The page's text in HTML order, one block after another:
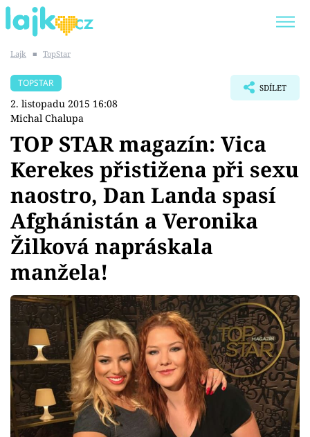
SHOPAHOLICADEL
Témata
Showbyznys
Youtubeři
Virály
Sex a vztahy
Videa
Sledujte prima+
Přihlášení
Lajk ■ TopStar
TOPSTAR
2. listopadu 2015 16:08
Michal Chalupa
SDÍLET
TOP STAR magazín: Vica
Kerekes přistižena při sexu
naostro, Dan Landa spasí
Afghánistán a Veronika
Žilková napráskala
manžela!